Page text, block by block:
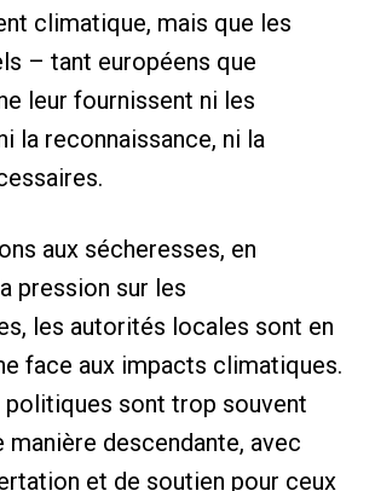
climatique, mais que les
– tant européens que
leur fournissent ni les
la reconnaissance, ni la
aux sécheresses, en
pression sur les
les autorités locales sont en
face aux impacts climatiques.
politiques sont trop souvent
manière descendante, avec
et de soutien pour ceux